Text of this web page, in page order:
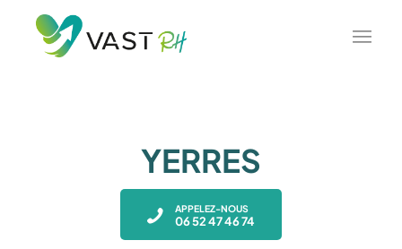
YERRES
APPELEZ-NOUS
06 52 47 46 74